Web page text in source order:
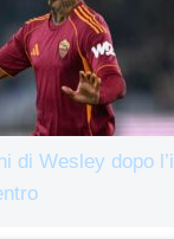
di Wesley dopo